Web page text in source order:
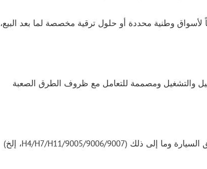
وطنية محددة أو حلول ترقية مخصصة لما بعد البيع،
والتشغيل ومصممة للتعامل مع ظروف الطرق الصعبة
فريق AKE على استعداد لمناقشة المواصفات وتوافق السيارة وما إلى ذلك (H4/H7/H11/9005/9006/9007، إلخ)